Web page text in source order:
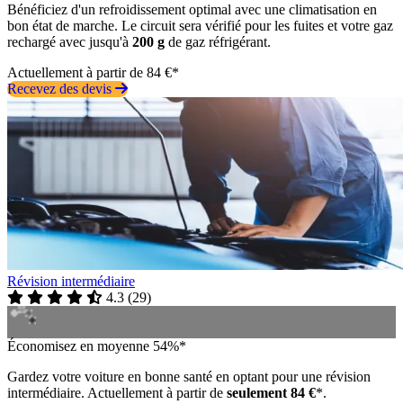
Bénéficiez d'un refroidissement optimal avec une climatisation en
bon état de marche. Le circuit sera vérifié pour les fuites et votre gaz
rechargé avec jusqu'à 200 g de gaz réfrigérant.
Actuellement à partir de 84 €*
Recevez des devis
Révision intermédiaire
4.3 (29)
Économisez en moyenne 54%*
Gardez votre voiture en bonne santé en optant pour une révision
intermédiaire. Actuellement à partir de seulement 84 €*.